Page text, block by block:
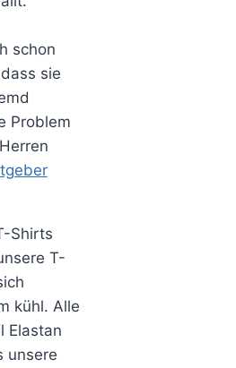
schon
sie
Problem
Shirts
T-
kühl. Alle
Elastan
unsere